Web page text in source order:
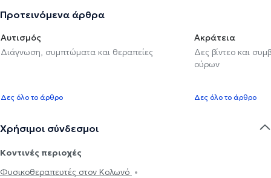
Προτεινόμενα άρθρα
Αυτισμός
Διάγνωση, συμπτώματα και θεραπείες
Δες όλο το άρθρο
Ακράτεια
Δες βίντεο και
ούρων
Δες όλο το άρθρο
Χρήσιμοι σύνδεσμοι
Κοντινές περιοχές
Φυσικοθεραπευτές στον Κολωνό